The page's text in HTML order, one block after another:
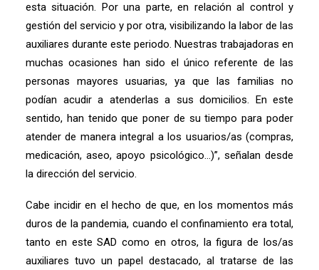
esta situación. Por una parte, en relación al control y
gestión del servicio y por otra, visibilizando la labor de las
auxiliares durante este periodo. Nuestras trabajadoras en
muchas ocasiones han sido el único referente de las
personas mayores usuarias, ya que las familias no
podían acudir a atenderlas a sus domicilios. En este
sentido, han tenido que poner de su tiempo para poder
atender de manera integral a los usuarios/as (compras,
medicación, aseo, apoyo psicológico…)”, señalan desde
la dirección del servicio.
Cabe incidir en el hecho de que, en los momentos más
duros de la pandemia, cuando el confinamiento era total,
tanto en este SAD como en otros, la figura de los/as
auxiliares tuvo un papel destacado, al tratarse de las